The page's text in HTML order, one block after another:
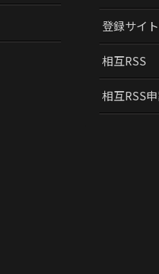
登録サイ
相互RSS
相互RSS